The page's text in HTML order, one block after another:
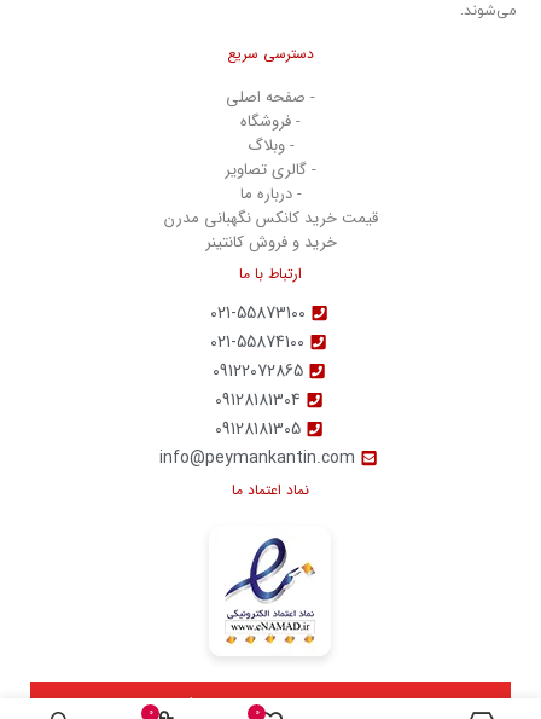
می‌شوند.
دسترسی سریع
- صفحه اصلی
- فروشگاه
- وبلاگ
- گالری تصاویر
- درباره ما
قیمت خرید کانکس نگهبانی مدرن
خرید و فروش کانتینر
ارتباط با ما
021-55873100
021-55874100
09122072865
09128181304
09128181305
info@peymankantin.com
نماد اعتماد ما
تمامی حقوق این سایت متعلق بهپیمان کانتینمیباشد. 0
0